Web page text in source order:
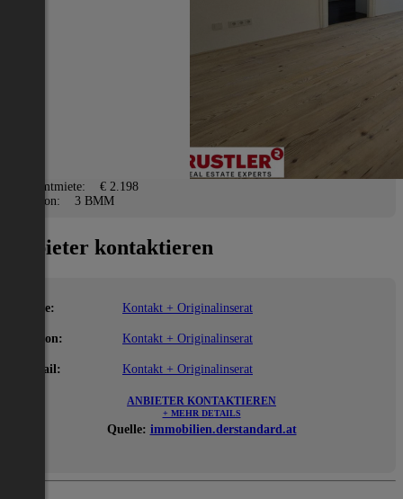
Gesamtmiete:
€ 2.198
Kaution:
3 BMM
Anbieter kontaktieren
Name: Kontakt + Originalinserat
Telefon: Kontakt + Originalinserat
E-Mail: Kontakt + Originalinserat
ANBIETER KONTAKTIEREN
+ MEHR DETAILS
Quelle: immobilien.derstandard.at